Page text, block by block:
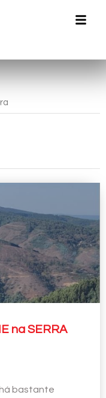
na SERRA
bastante